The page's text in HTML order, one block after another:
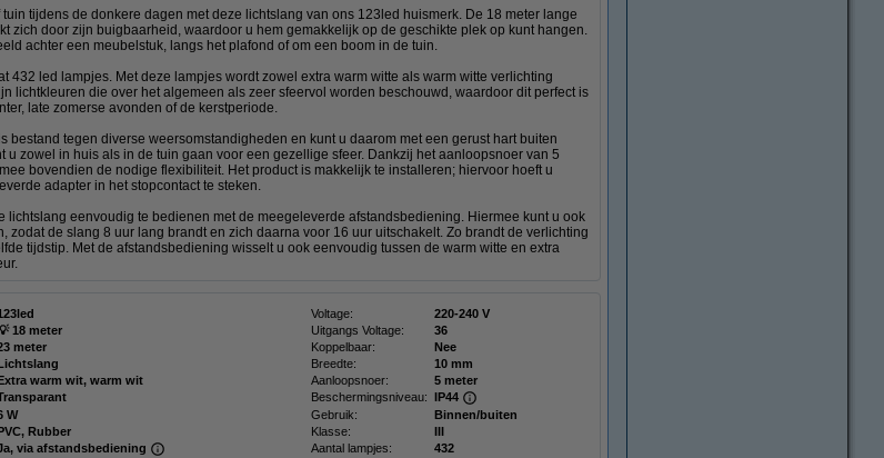
tuin tijdens de donkere dagen met deze lichtslang van ons 123led huismerk. De 18 meter lange
zich door zijn buigbaarheid, waardoor u hem gemakkelijk op de geschikte plek op kunt hangen.
achter een meubelstuk, langs het plafond of om een boom in de tuin.
432 led lampjes. Met deze lampjes wordt zowel extra warm witte als warm witte verlichting
lichtkleuren die over het algemeen als zeer sfeervol worden beschouwd, waardoor dit perfect is
late zomerse avonden of de kerstperiode.
bestand tegen diverse weersomstandigheden en kunt u daarom met een gerust hart buiten
u zowel in huis als in de tuin gaan voor een gezellige sfeer. Dankzij het aanloopsnoer van 5
bovendien de nodige flexibiliteit. Het product is makkelijk te installeren; hiervoor hoeft u
adapter in het stopcontact te steken.
lichtslang eenvoudig te bedienen met de meegeleverde afstandsbediening. Hiermee kunt u ook
zodat de slang 8 uur lang brandt en zich daarna voor 16 uur uitschakelt. Zo brandt de verlichting
tijdstip. Met de afstandsbediening wisselt u ook eenvoudig tussen de warm witte en extra
Voltage:
220-240 V
18 meter Uitgangs Voltage:
36
meter Koppelbaar:
Nee
Breedte:
10 mm
warm wit, warm wit Aanloopsnoer:
5 meter
Beschermingsniveau: IP44
W Gebruik:
Binnen/buiten
Rubber Klasse:
III
via afstandsbediening Aantal lampjes:
432